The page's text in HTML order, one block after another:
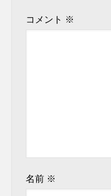
コメント ※
名前 ※